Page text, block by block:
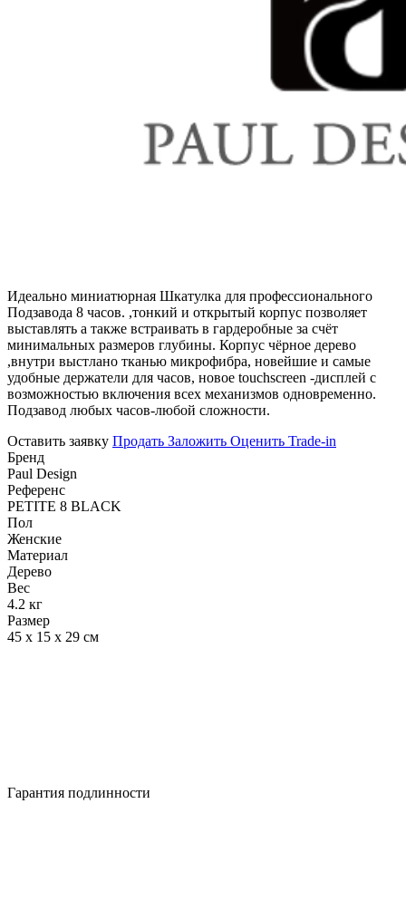
Идеально миниатюрная Шкатулка для профессионального
Подзавода 8 часов. ,тонкий и открытый корпус позволяет
выставлять а также встраивать в гардеробные за счёт
минимальных размеров глубины. Корпус чёрное дерево
,внутри выстлано тканью микрофибра, новейшие и самые
удобные держатели для часов, новое touchscreen -дисплей с
возможностью включения всех механизмов одновременно.
Подзавод любых часов-любой сложности.
Оставить заявку Продать Заложить Оценить Trade-in
Бренд
Paul Design
Референс
PETITE 8 BLACK
Пол
Женские
Материал
Дерево
Вес
4.2 кг
Размер
45 х 15 х 29 см
Гарантия подлинности